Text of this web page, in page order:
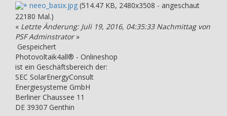
neeo_basix.jpg (514.47 KB, 2480x3508 - angeschaut
22180 Mal.)
« Letzte Änderung: Juli 19, 2016, 04:35:33 Nachmittag von
PSF Adminstrator»
Gespeichert
Photovoltaik4all® - Onlineshop
ist ein Geschäftsbereich der:
SEC SolarEnergyConsult
Energiesysteme GmbH
Berliner Chaussee 11
DE 39307 Genthin